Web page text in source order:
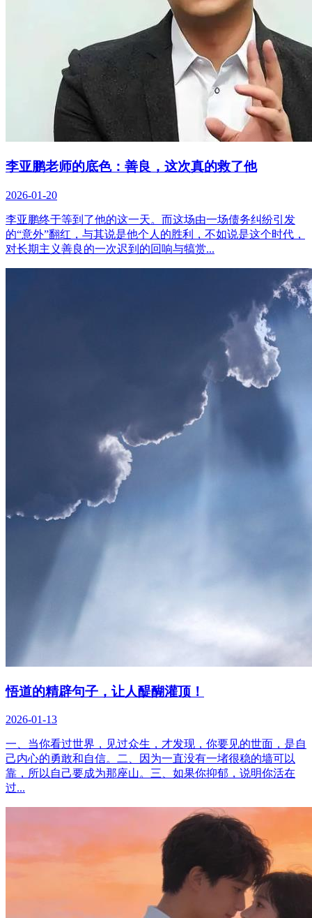
李亚鹏老师的底色：善良，这次真的救了他
2026-01-20
李亚鹏终于等到了他的这一天。而这场由一场债务纠纷引发
的“意外”翻红，与其说是他个人的胜利，不如说是这个时代，
对长期主义善良的一次迟到的回响与犒赏...
悟道的精辟句子，让人醍醐灌顶！
2026-01-13
一、当你看过世界，见过众生，才发现，你要见的世面，是自
己内心的勇敢和自信。二、因为一直没有一堵很稳的墙可以
靠，所以自己要成为那座山。三、如果你抑郁，说明你活在
过...